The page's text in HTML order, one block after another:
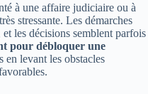
à une affaire judiciaire ou à
stressante. Les démarches
les décisions semblent parfois
pour débloquer une
en levant les obstacles